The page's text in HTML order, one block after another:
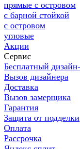
прямые с островом
с барной стойкой
с островом
угловые
Акции
Сервис
Бесплатный
Вызов дизайнера
Доставка
Вызов замерщика
Гарантия
Защита от подделки
Оплата
Рассрочка